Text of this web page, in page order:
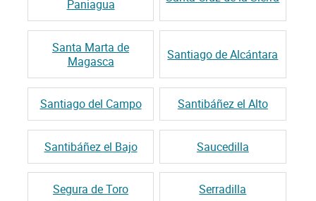
Paniagua
Santa Marta de
Magasca
Santiago de Alcántara
Santiago del Campo Santibáñez el Alto
Santibáñez el Bajo Saucedilla
Segura de Toro Serradilla